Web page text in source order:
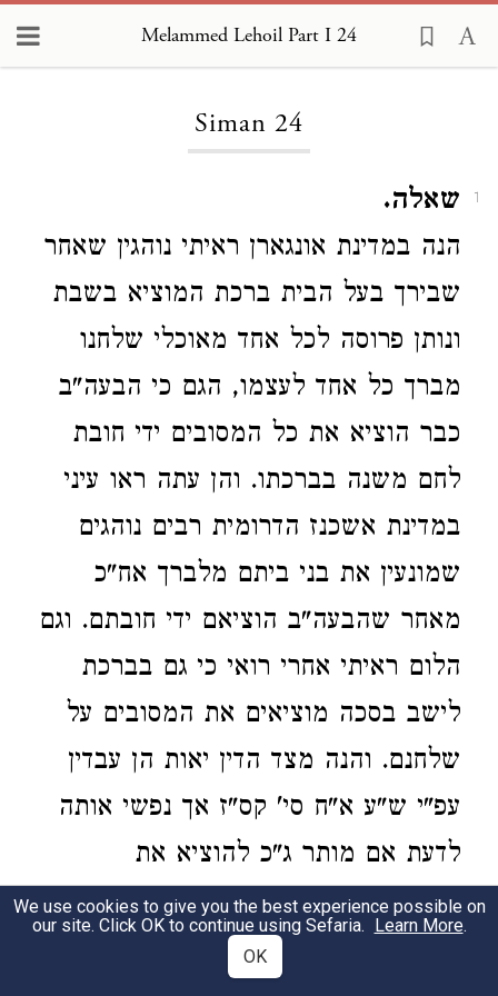
Melammed Lehoil Part I 24
Siman 24
1
שאלה.
הנה במדינת אונגארן ראיתי נוהגין שאחר
שבירך בעל הבית ברכת המוציא בשבת
ונותן פרוסה לכל אחד מאוכלי שלחנו
מברך כל אחד לעצמו, הגם כי הבעה"ב
כבר הוציא את כל המסובים ידי חובת
לחם משנה בברכתו. והן עתה ראו עיני
במדינת אשכנז הדרומית רבים נוהגים
שמונעין את בני ביתם מלברך אח"כ
מאחר שהבעה"ב הוציאם ידי חובתם. וגם
הלום ראיתי אחרי רואי כי גם בברכת
לישב בסכה מוציאים את המסובים על
שלחנם. והנה מצד הדין יאות הן עבדין
עפ"י ש"ע א"ח סי' קס"ז אך נפשי אותה
לדעת אם מותר ג"כ להוציא את
המסובים בברכת לישב בסכה. ועוד אחת
אשאל מנו לדעת אם מותר לעשות
We use cookies to give you the best experience possible on
our site. Click OK to continue using Sefaria. Learn More.
OK